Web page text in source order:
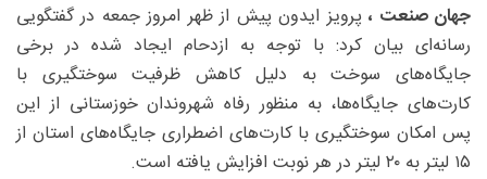
جهان صنعت ، پرویز ایدون پیش از ظهر امروز جمعه در گفتگویی
رسانه‌ای بیان کرد: با توجه به ازدحام ایجاد شده در برخی
جایگاه‌های سوخت به دلیل کاهش ظرفیت سوختگیری با
کارت‌های جایگاه‌ها، به منظور رفاه شهروندان خوزستانی از این
پس امکان سوختگیری با کارت‌های اضطراری جایگاه‌های استان از
۱۵ لیتر به ۲۰ لیتر در هر نوبت افزایش یافته است.